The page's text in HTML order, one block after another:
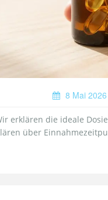
8 Mai 2026
erklären die ideale
über